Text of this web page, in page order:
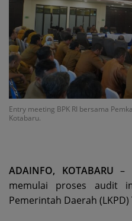
Entry meeting BPK RI bersama
Kotabaru.
ADAINFO, KOTABARU –
memulai proses audit
Pemerintah Daerah